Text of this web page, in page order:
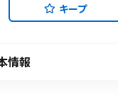
キープ
情報